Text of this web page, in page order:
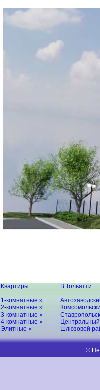
Квартиры:
1-комнатные »
2-комнатные »
3-комнатные »
4-комнатные »
Элитные »
В Тольятти:
Шлюзовой
©